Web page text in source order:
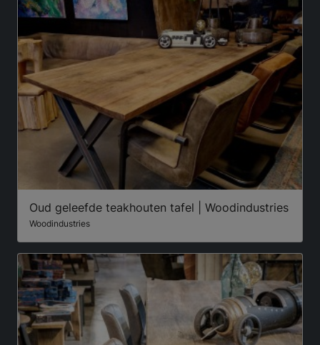
Oud geleefde teakhouten tafel | Woodindustries
Woodindustries